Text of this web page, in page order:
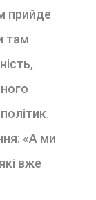
прийде
там
«А ми
вже